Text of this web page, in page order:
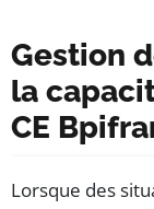
Gestion
la
CE
Lorsque des